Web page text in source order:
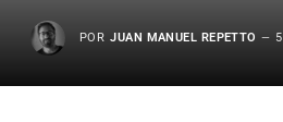
POR JUAN MANUEL REPETTO